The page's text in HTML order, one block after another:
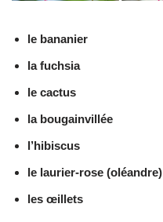
le bananier
la fuchsia
le cactus
la bougainvillée
l’hibiscus
le laurier-rose (oléandre)
les œillets